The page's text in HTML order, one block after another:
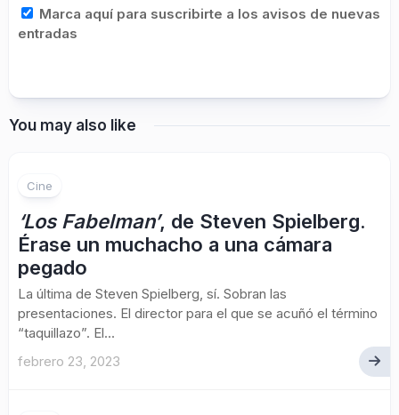
Marca aquí para suscribirte a los avisos de nuevas
entradas
You may also like
Cine
‘Los Fabelman’, de Steven Spielberg.
Érase un muchacho a una cámara
pegado
La última de Steven Spielberg, sí. Sobran las
presentaciones. El director para el que se acuñó el término
“taquillazo”. El...
febrero 23, 2023